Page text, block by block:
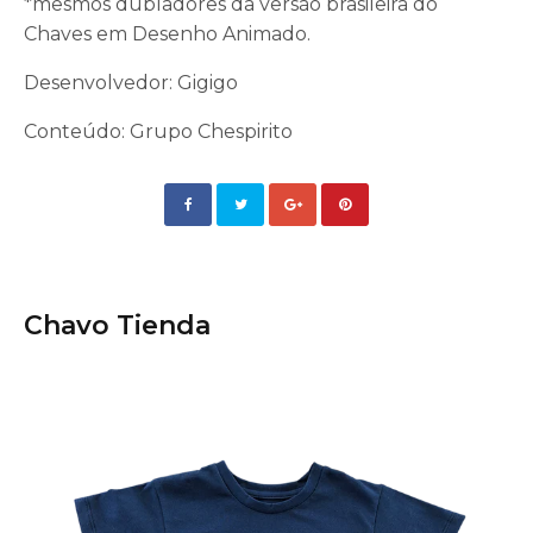
Chaves em Desenho Animado.
Desenvolvedor: Gigigo
Conteúdo: Grupo Chespirito
Chavo Tienda